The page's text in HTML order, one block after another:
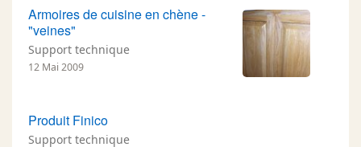
Armoires de cuisine en chène -
"veines"
Support technique
12 Mai 2009
Produit Finico
Support technique